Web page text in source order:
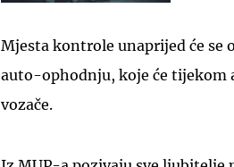
Mjesta kontrole unaprijed će se
auto-ophodnju, koje će tijekom
vozače.